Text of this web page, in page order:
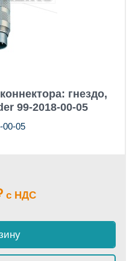
гнездо,
99-2018-00-05
00-05
с НДС